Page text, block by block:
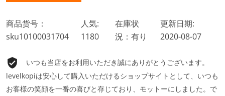
商品货号：
sku10100031704
人気:
1180
在庫状
況：有り
更新日期:
2020-08-07
いつも当店をお利用いただき誠にありがとうございます。
levelkopiは安心して購入いただけるショップサイトとして、いつも
お客様の笑顔を一番の喜びと存じており、モットーにしました。で